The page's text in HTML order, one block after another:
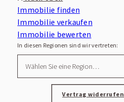
In diesen Regionen sind wir vertreten:
Immobilie finden
Immobilie verkaufen
Immobilie bewerten
Vertrag widerrufen